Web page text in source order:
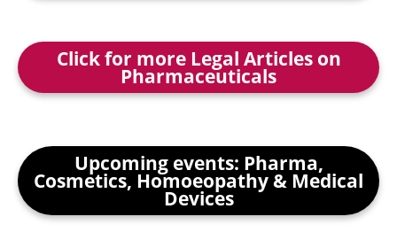
Click for more Legal Articles on
Pharmaceuticals
Upcoming events: Pharma,
Cosmetics, Homoeopathy & Medical
Devices